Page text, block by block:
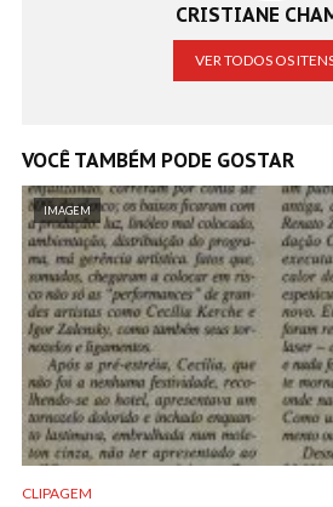
CRISTIANE
VER TODOS OS
VOCÊ TAMBÉM PODE GOSTAR
IMAGEM
CLIPAGEM